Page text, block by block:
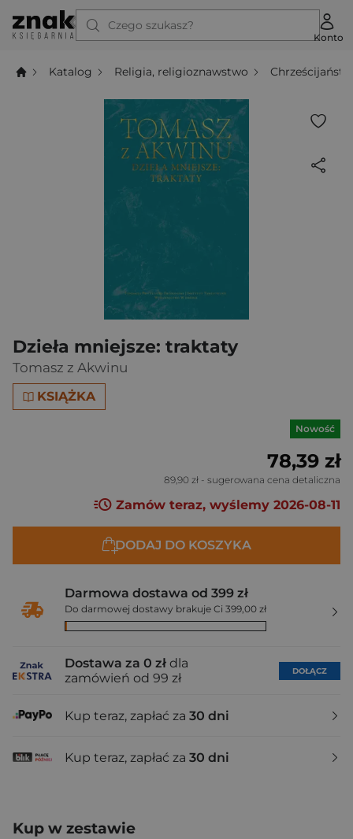
Czego szukasz?
Konto
Katalog Religia, religioznawstwo
Dzieła mniejsze: traktaty
Tomasz z Akwinu
KSIĄŻKA
Nowość
78,39 zł
89,90 zł - sugerowana cena detaliczna
Zamów teraz, wyślemy 2026-08-11
DODAJ DO KOSZYKA
Darmowa dostawa od 399 zł
Do darmowej dostawy brakuje Ci 399,00 zł
Dostawa za 0 zł dla
zamówień od 99 zł
DOŁĄCZ
Kup teraz, zapłać za 30 dni
Kup teraz, zapłać za 30 dni
Kup w zestawie